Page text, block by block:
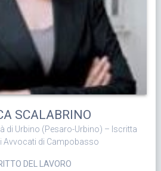
SCALABRINO
di Urbino (Pesaro-Urbino) – Iscritta
Avvocati di Campobasso
DEL LAVORO